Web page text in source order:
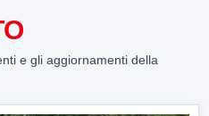
e gli aggiornamenti della